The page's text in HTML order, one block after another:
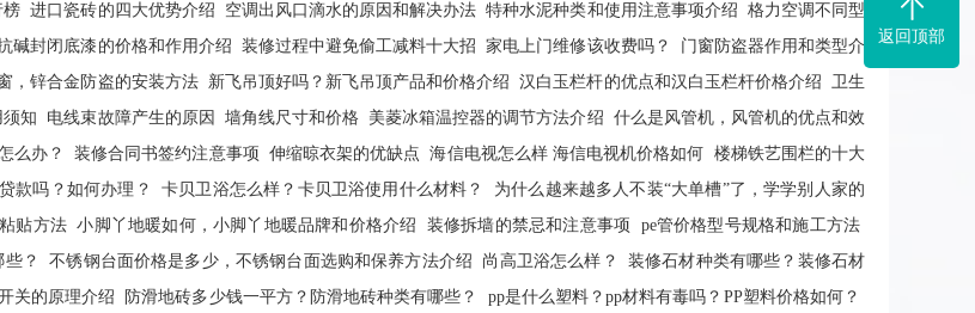
榜 进口瓷砖的四大优势介绍 空调出风口滴水的原因和解决办法 特种水泥种类和使用注意事项介绍 格力空调不同型
碱封闭底漆的价格和作用介绍 装修过程中避免偷工减料十大招 家电上门维修该收费吗？
门窗防盗器作用和类型介
，锌合金防盗的安装方法 新飞吊顶好吗？新飞吊顶产品和价格介绍 汉白玉栏杆的优点和汉白玉栏杆价格介绍 卫生
知
电线束故障产生的原因 墙角线尺寸和价格 美菱冰箱温控器的调节方法介绍 什么是风管机，风管机的优点和效
么办？ 装修合同书签约注意事项 伸缩晾衣架的优缺点 海信电视怎么样 海信电视机价格如何 楼梯铁艺围栏的十大
款吗？如何办理？ 卡贝卫浴怎么样？卡贝卫浴使用什么材料？
为什么越来越多人不装“大单槽”了，学学别人家的
贴方法 小脚丫地暖如何，小脚丫地暖品牌和价格介绍 装修拆墙的禁忌和注意事项
pe管价格型号规格和施工方法
？
不锈钢台面价格是多少，不锈钢台面选购和保养方法介绍 尚高卫浴怎么样？
装修石材种类有哪些？装修石材
关的原理介绍 防滑地砖多少钱一平方？防滑地砖种类有哪些？
pp是什么塑料？pp材料有毒吗？PP塑料价格如何？
返回顶部